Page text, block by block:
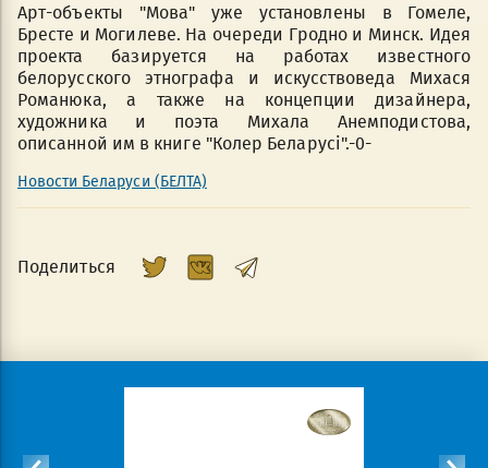
Арт-объекты "Мова" уже установлены в Гомеле,
Бресте и Могилеве. На очереди Гродно и Минск. Идея
проекта базируется на работах известного
белорусского этнографа и искусствоведа Михася
Романюка, а также на концепции дизайнера,
художника и поэта Михала Анемподистова,
описанной им в книге "Колер Беларусі".-0-
Новости Беларуси (БЕЛТА)
Поделиться